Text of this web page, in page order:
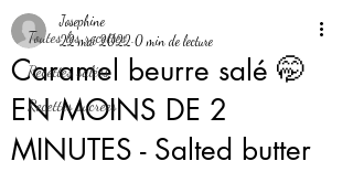
Toutes les recettes
Recettes salées
Recettes sucrées
Caramel beurre salé 🤭
EN MOINS DE 2
MINUTES - Salted butter
Josephine
22 mai 2022 0 min de lecture